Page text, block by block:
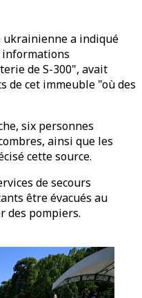
ukrainienne a indiqué
informations
de S-300", avait
de cet immeuble "où des
six personnes
ainsi que les
cette source.
de secours
être évacués au
des pompiers.